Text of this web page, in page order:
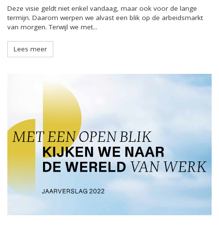
Deze visie geldt niet enkel vandaag, maar ook voor de lange
termijn. Daarom werpen we alvast een blik op de arbeidsmarkt
van morgen. Terwijl we met...
Lees meer